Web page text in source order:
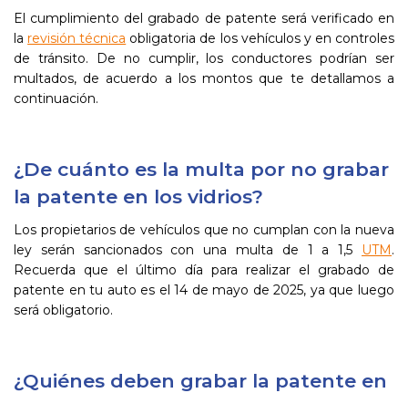
El cumplimiento del grabado de patente será verificado en
larevisión técnica obligatoria de los vehículos y en controles
de tránsito. De no cumplir, los conductores podrían ser
multados, de acuerdo a los montos que te detallamos a
continuación.
¿De cuánto es la multa por no grabar
la patente en los vidrios?
Los propietarios de vehículos que no cumplan con la nueva
ley serán sancionados con una multa de 1 a 1,5 UTM.
Recuerda que el último día para realizar el grabado de
patente en tu auto es el 14 de mayo de 2025, ya que luego
será obligatorio.
¿Quiénes deben grabar la patente en